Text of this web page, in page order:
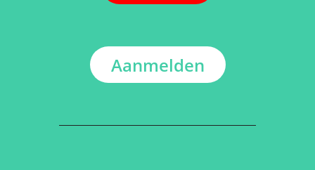
Aanmelden